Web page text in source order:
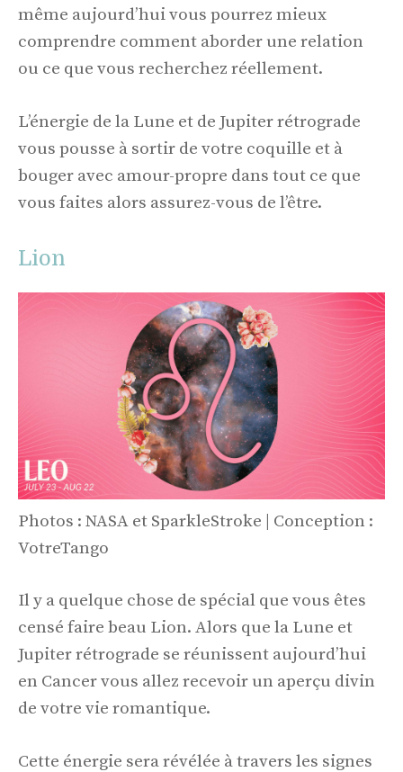
même aujourd’hui vous pourrez mieux
comprendre comment aborder une relation
ou ce que vous recherchez réellement.
L’énergie de la Lune et de Jupiter rétrograde
vous pousse à sortir de votre coquille et à
bouger avec amour-propre dans tout ce que
vous faites alors assurez-vous de l’être.
Lion
Photos : NASA et SparkleStroke | Conception :
VotreTango
Il y a quelque chose de spécial que vous êtes
censé faire beau Lion. Alors que la Lune et
Jupiter rétrograde se réunissent aujourd’hui
en Cancer vous allez recevoir un aperçu divin
de votre vie romantique.
Cette énergie sera révélée à travers les signes